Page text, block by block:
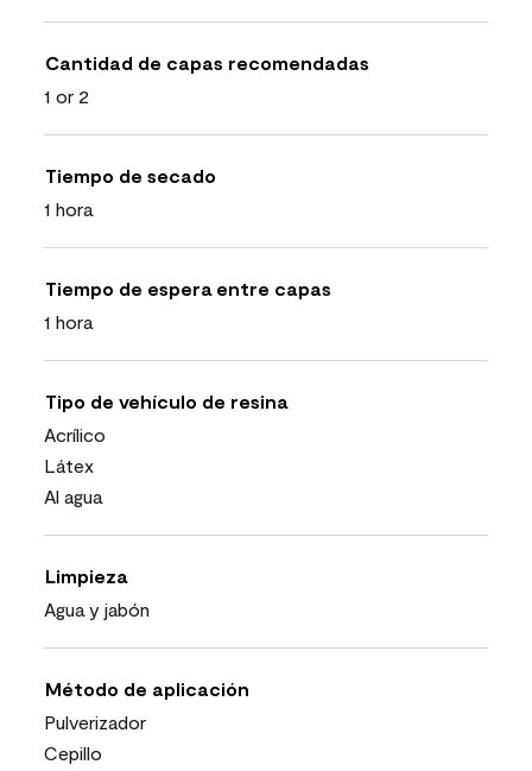
Cantidad de capas recomendadas
1 or 2
Tiempo de secado
1 hora
Tiempo de espera entre capas
1 hora
Tipo de vehículo de resina
Acrílico
Látex
Al agua
Limpieza
Agua y jabón
Método de aplicación
Pulverizador
Cepillo